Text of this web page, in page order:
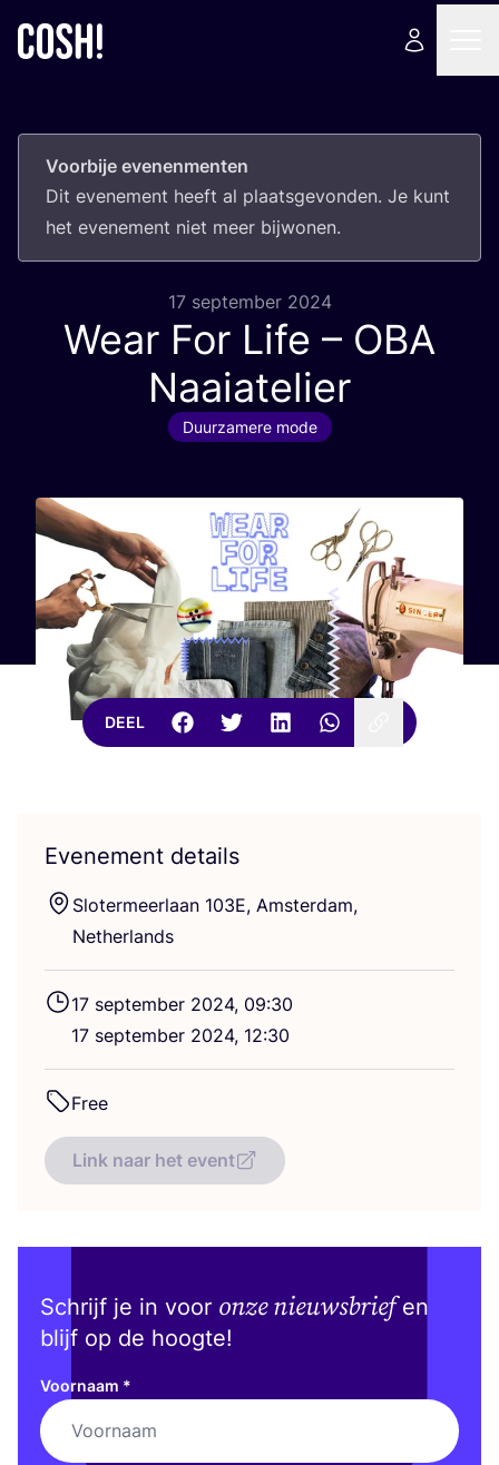
Voorbije evenenmenten
Dit eve­ne­ment heeft al plaats­ge­von­den. Je kunt
het eve­ne­ment niet meer bijwonen.
17 september 2024
Wear For Life – OBA
Naaiatelier
Duurzamere mode
DEEL
Evenement details
Slo­ter­meer­laan 103E, Amster­dam,
Netherlands
17 sep­tem­ber 2024, 09:30
17 sep­tem­ber 2024, 12:30
Free
Link naar het event
Schrijf je in voor onze nieuwsbriefen
blijf op de hoogte!
Voornaam *